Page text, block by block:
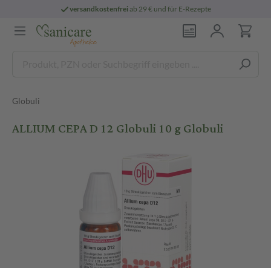
versandkostenfreiab 29 € und für E-Rezepte
Globuli
ALLIUM CEPA D 12 Globuli 10 g Globuli